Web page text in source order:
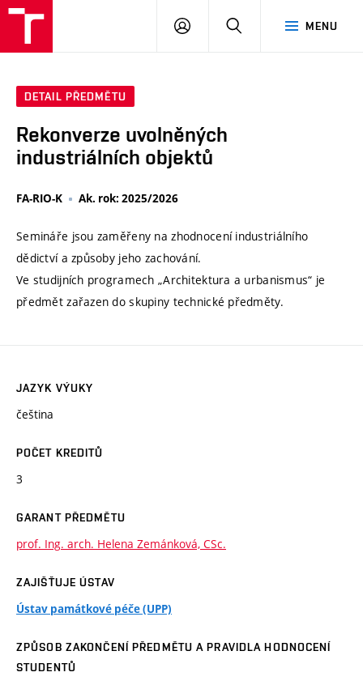
MENU
PŘIHLÁSIT
DETAIL PŘEDMĚTU
Rekonverze uvolněných
industriálních objektů
FA-RIO-K Ak. rok: 2025/2026
Semináře jsou zaměřeny na zhodnocení industriálního
dědictví a způsoby jeho zachování.
Ve studijních programech „Architektura a urbanismus“ je
předmět zařazen do skupiny technické předměty.
JAZYK VÝUKY
čeština
POČET KREDITŮ
3
GARANT PŘEDMĚTU
prof. Ing. arch. Helena Zemánková, CSc.
ZAJIŠŤUJE ÚSTAV
Ústav památkové péče (UPP)
ZPŮSOB ZAKONČENÍ PŘEDMĚTU A PRAVIDLA HODNOCENÍ
STUDENTŮ